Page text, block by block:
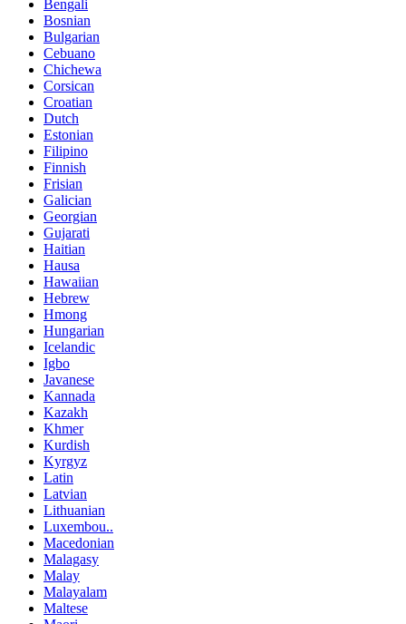
Bengali
Bosnian
Bulgarian
Cebuano
Chichewa
Corsican
Croatian
Dutch
Estonian
Filipino
Finnish
Frisian
Galician
Georgian
Gujarati
Haitian
Hausa
Hawaiian
Hebrew
Hmong
Hungarian
Icelandic
Igbo
Javanese
Kannada
Kazakh
Khmer
Kurdish
Kyrgyz
Latin
Latvian
Lithuanian
Luxembou..
Macedonian
Malagasy
Malay
Malayalam
Maltese